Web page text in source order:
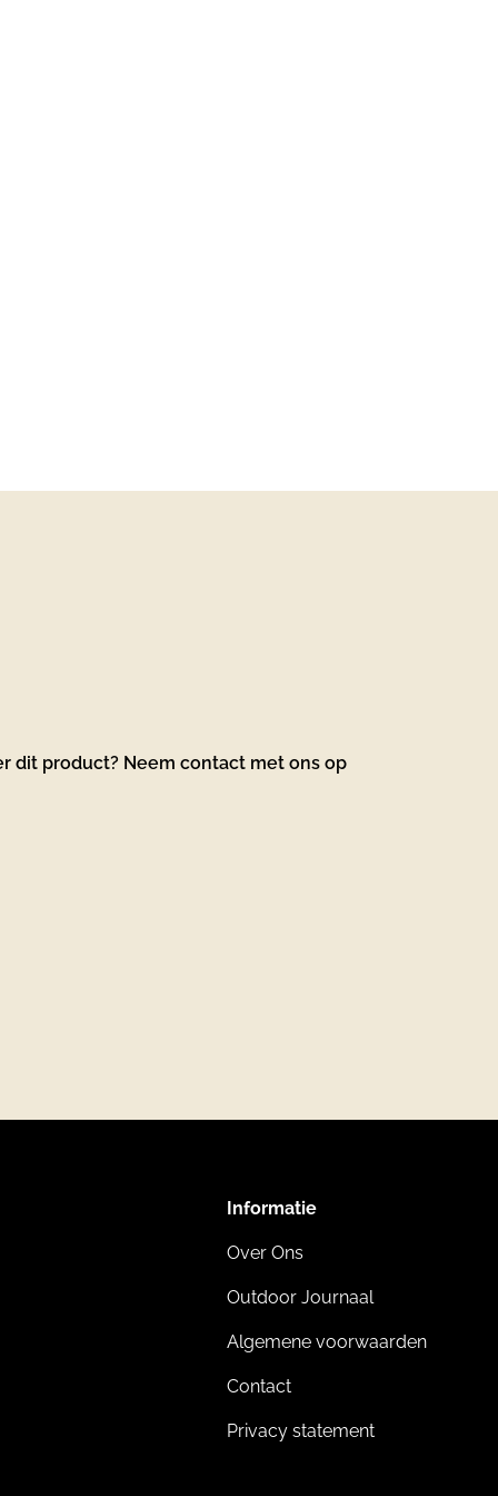
dit product? Neem contact met ons op
Informatie
Over Ons
Outdoor Journaal
Algemene voorwaarden
Contact
Privacy statement